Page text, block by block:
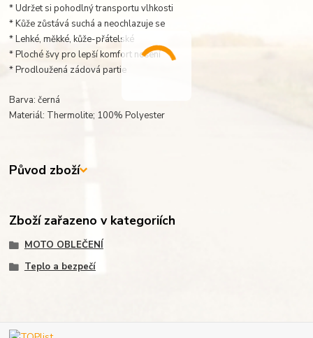
* Udržet si pohodlný transportu vlhkosti
* Kůže zůstává suchá a neochlazuje se
* Lehké, měkké, kůže-přátelské
* Ploché švy pro lepší komfort nošení
* Prodloužená zádová partie
Barva: černá
Materiál: Thermolite; 100% Polyester
Původ zboží
Zboží zařazeno v kategoriích
MOTO OBLEČENÍ
Teplo a bezpečí